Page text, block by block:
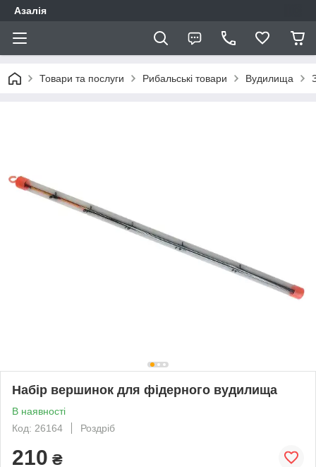
Азалія
Товари та послуги Рибальські товари Вудилища
Набір вершинок для фідерного вудилища
В наявності
Код: 26164
Роздріб
210 ₴